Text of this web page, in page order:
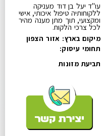
עו"ד יעל בן דוד מעניקה
ללקוחותיה טיפול איכותי, אישי
ומקצועי, תוך מתן מענה מהיר
לכל צרכי הלקוח.
מיקום בארץ: אזור הצפון
תחומי עיסוק:
תביעת מזונות